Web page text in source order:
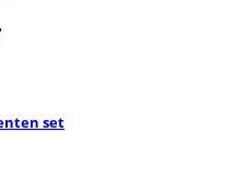
set